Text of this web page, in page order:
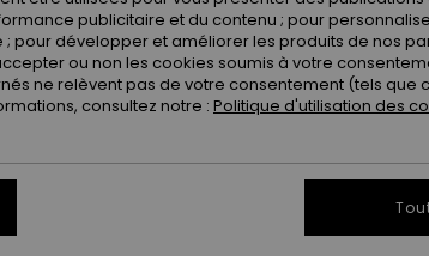
publicitaire et du contenu ; pour
pour développer et améliorer les produits de nos
ou non les cookies soumis à votre
ne relèvent pas de votre consentement (tels que
consultez notre : Politique d'utilisation des